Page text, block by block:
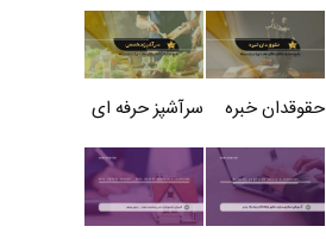
حقوقدان خبره سرآشپز حرفه ای